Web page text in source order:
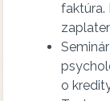
faktúra.
o